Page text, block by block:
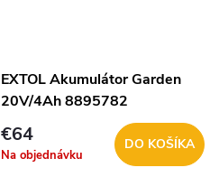
EXTOL Akumulátor Garden
20V/4Ah 8895782
€64
Na objednávku
DO KOŠÍKA